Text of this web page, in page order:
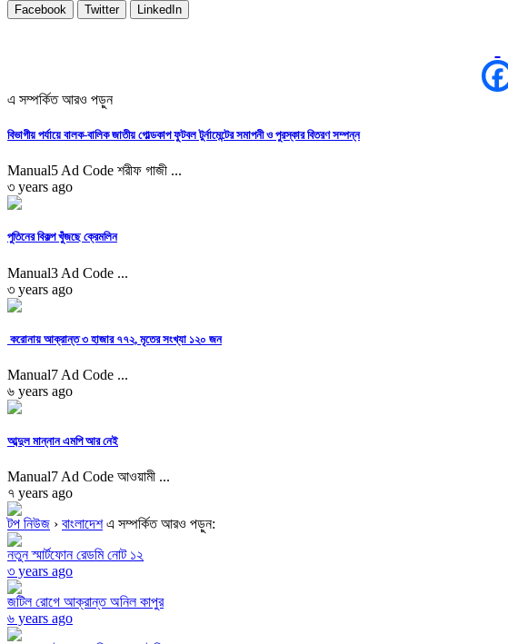
Facebook Twitter LinkedIn
এ সম্পর্কিত আরও পড়ুন
বিভাগীয় পর্যায়ে বালক-বালিক জাতীয় গোল্ডকাপ ফুটবল টুর্নামেন্টের সমাপনী ও পুরস্কার বিতরণ সম্পন্ন
Manual5 Ad Code শরীফ গাজী ...
৩ years ago
পুতিনের বিকল্প খুঁজছে ক্রেমলিন
Manual3 Ad Code ...
৩ years ago
করোনায় আক্রান্ত ৩ হাজার ৭৭২, মৃতের সংখ্যা ১২০ জন
Manual7 Ad Code ...
৬ years ago
আব্দুল মান্নান এমপি আর নেই
Manual7 Ad Code আওয়ামী ...
৭ years ago
টপ নিউজ › বাংলাদেশএ সম্পর্কিত আরও পড়ুন:
নতুন স্মার্টফোন রেডমি নোট ১২
৩ years ago
জটিল রোগে আক্রান্ত অনিল কাপুর
৬ years ago